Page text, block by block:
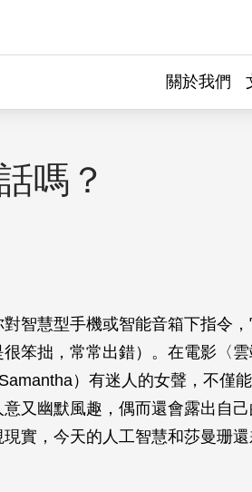
關於我們
嗎？
智慧型手機或智能音箱下指令
笨拙，常常出錯）。在電影〈雲
）有迷人的女聲，不僅
又幽默風趣，偶而還會露出自
實，今天的人工智慧和莎曼珊